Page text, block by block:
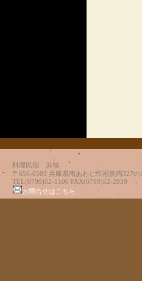
料理民宿 浜福
〒656-0503 兵庫県南あわじ市福良丙327の1
TEL(0799)52-1106 FAX(0799)52-2030
お問合せはこちら